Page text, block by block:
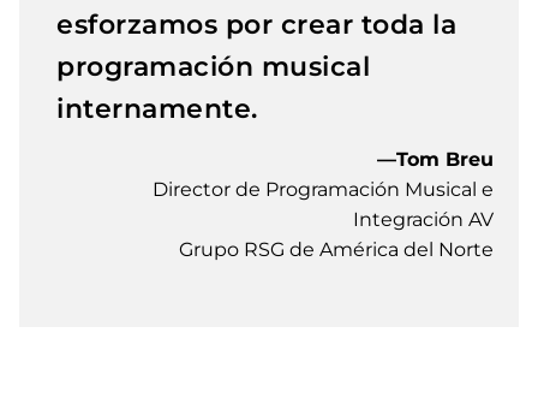
esforzamos por crear toda la
programación musical
internamente.
—Tom Breu
Director de Programación Musical e
Integración AV
Grupo RSG de América del Norte